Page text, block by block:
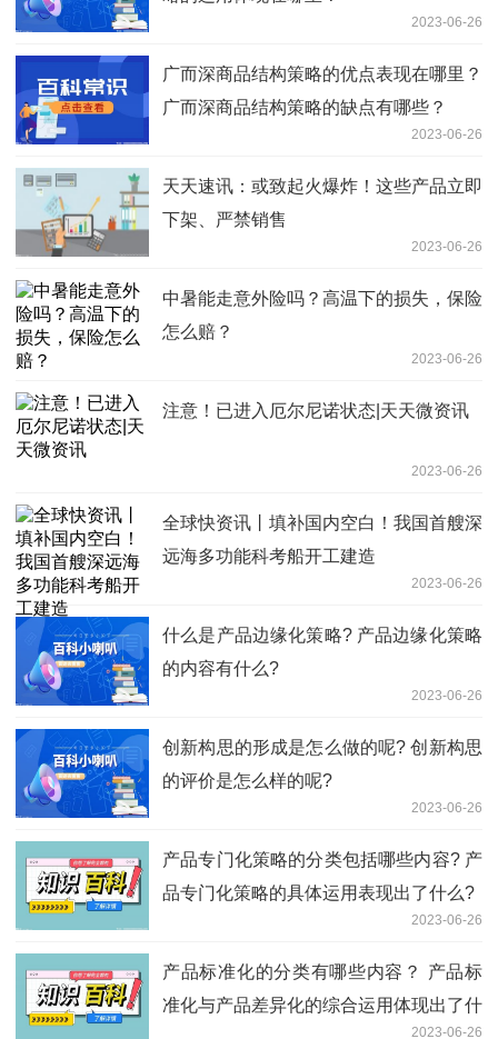
2023-06-26
广而深商品结构策略的优点表现在哪里？
广而深商品结构策略的缺点有哪些？
2023-06-26
天天速讯：或致起火爆炸！这些产品立即
下架、严禁销售
2023-06-26
中暑能走意外险吗？高温下的损失，保险
怎么赔？
2023-06-26
注意！已进入厄尔尼诺状态|天天微资讯
2023-06-26
全球快资讯丨填补国内空白！我国首艘深
远海多功能科考船开工建造
2023-06-26
什么是产品边缘化策略? 产品边缘化策略
的内容有什么?
2023-06-26
创新构思的形成是怎么做的呢? 创新构思
的评价是怎么样的呢?
2023-06-26
产品专门化策略的分类包括哪些内容? 产
品专门化策略的具体运用表现出了什么?
2023-06-26
产品标准化的分类有哪些内容？ 产品标
准化与产品差异化的综合运用体现出了什
2023-06-26